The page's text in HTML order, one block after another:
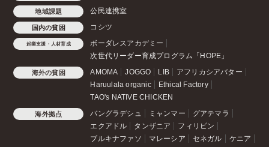
地域課題 公民連携室
国内の貧困 コシツ
起業支援・人材育成
ボーダレスアカデミー
次世代リーダー育成プログラム「HOPE」
海外の貧困 AMOMA JOGGO LIB
アフリカシアバター
Haruulala organic
Ethical Factory
TAO's NATIVE CHICKEN
海外拠点 バングラデシュ ミャンマー
グアテマラ
エクアドル
タンザニア
フィリピン
ブルキナファソ
マレーシア セネガル ケニア